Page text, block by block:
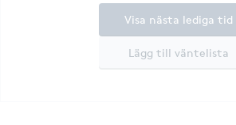
Lägg till väntelista
Visa nästa lediga tid